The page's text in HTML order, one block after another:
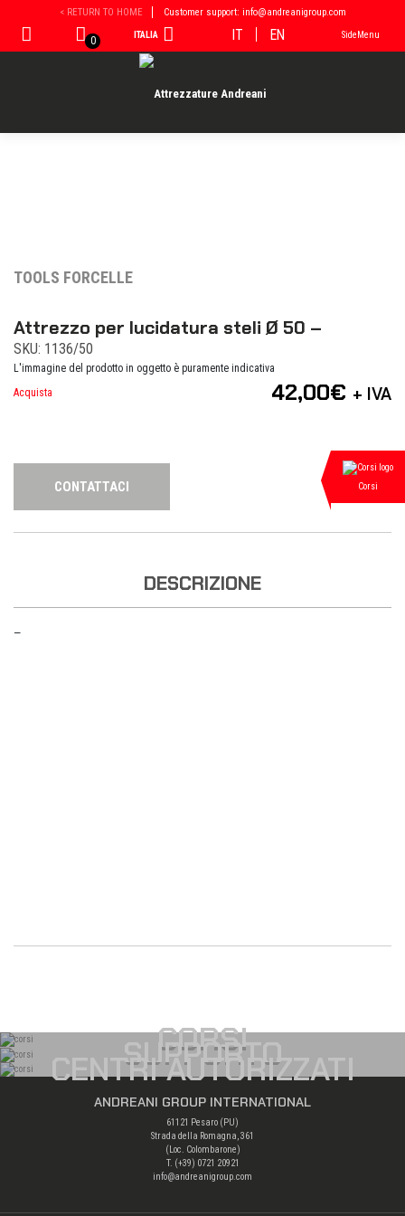
contenuto
< RETURN TO HOME Customer support: info@andreanigroup.com
0 ITALIA IT EN SideMenu
TOOLS FORCELLE
Attrezzo per lucidatura steli Ø 50 –
SKU: 1136/50
L'immagine del prodotto in oggetto è puramente indicativa
Acquista
42,00€ + IVA
CONTATTACI
DESCRIZIONE
—
CORSI
SUPPORTO
CENTRI AUTORIZZATI
ANDREANI GROUP INTERNATIONAL
61121 Pesaro (PU)
Strada della Romagna, 361
(Loc. Colombarone)
T. (+39) 0721 20921
info@andreanigroup.com
Corsi